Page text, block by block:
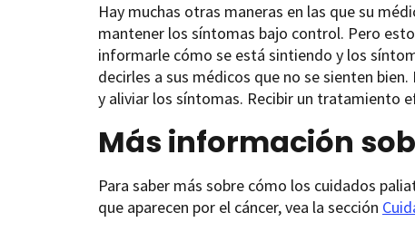
Hay muchas otras maneras en las que su
mantener los síntomas bajo control. Pero
informarle cómo se está sintiendo y los
decirles a sus médicos que no se sienten
y aliviar los síntomas. Recibir un tratamiento
Más información
Para saber más sobre cómo los cuidados
que aparecen por el cáncer, vea la sección